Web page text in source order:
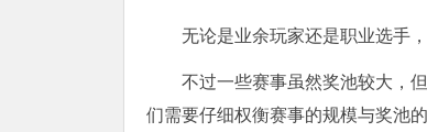
无论是业余玩家还是职业选手
不过一些赛事虽然奖池较大，
们需要仔细权衡赛事的规模与奖池